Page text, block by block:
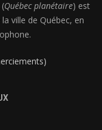
Québec planétaire) est
ville de Québec, en